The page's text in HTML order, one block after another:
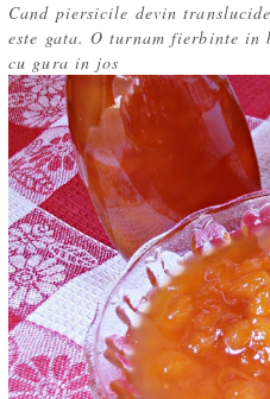
Cand piersicile devin
este gata. O turnam fierbinte in
cu gura in jos